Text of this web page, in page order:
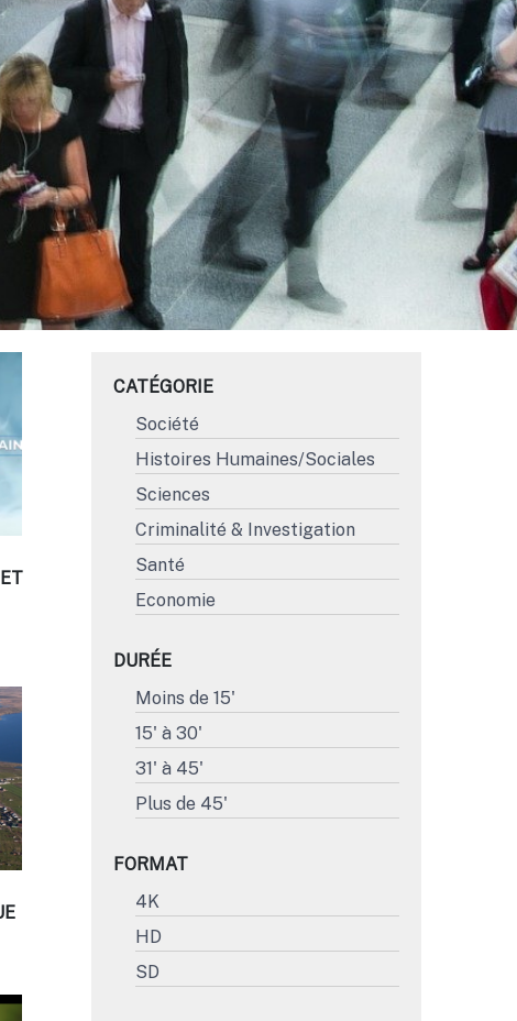
CATÉGORIE
Société
Histoires Humaines/Sociales
Sciences
Criminalité & Investigation
Santé
Economie
DURÉE
Moins de 15'
15' à 30'
31' à 45'
Plus de 45'
FORMAT
4K
HD
SD